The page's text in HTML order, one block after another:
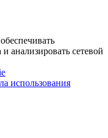
анализировать сетевой
использования